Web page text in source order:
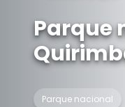
Parque
Parque nacional